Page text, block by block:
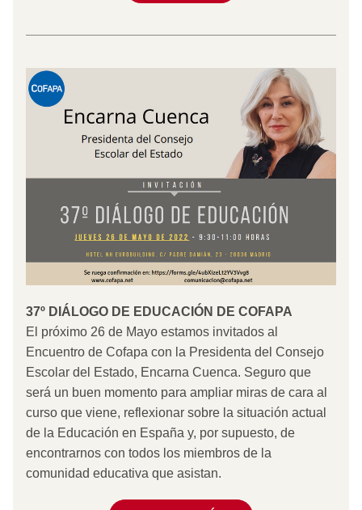
37º DIÁLOGO DE EDUCACIÓN DE COFAPA
El próximo 26 de Mayo estamos invitados al
Encuentro de Cofapa con la Presidenta del Consejo
Escolar del Estado, Encarna Cuenca. Seguro que
será un buen momento para ampliar miras de cara al
curso que viene, reflexionar sobre la situación actual
de la Educación en España y, por supuesto, de
encontrarnos con todos los miembros de la
comunidad educativa que asistan.